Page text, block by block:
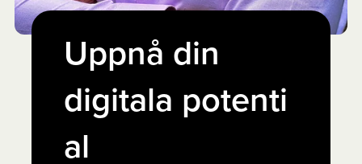
Uppnå din
digitala potenti
al